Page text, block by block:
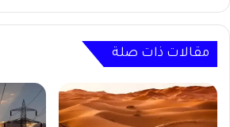
مقالات ذات صلة